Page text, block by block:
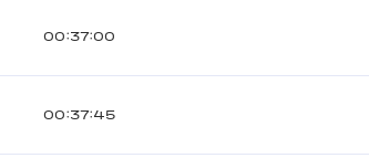
00:37:00
00:37:45